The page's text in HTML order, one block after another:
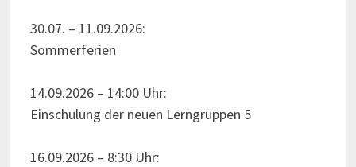
30.07. – 11.09.2026:
Sommerferien
14.09.2026 – 14:00 Uhr:
Einschulung der neuen Lerngruppen 5
16.09.2026 – 8:30 Uhr: